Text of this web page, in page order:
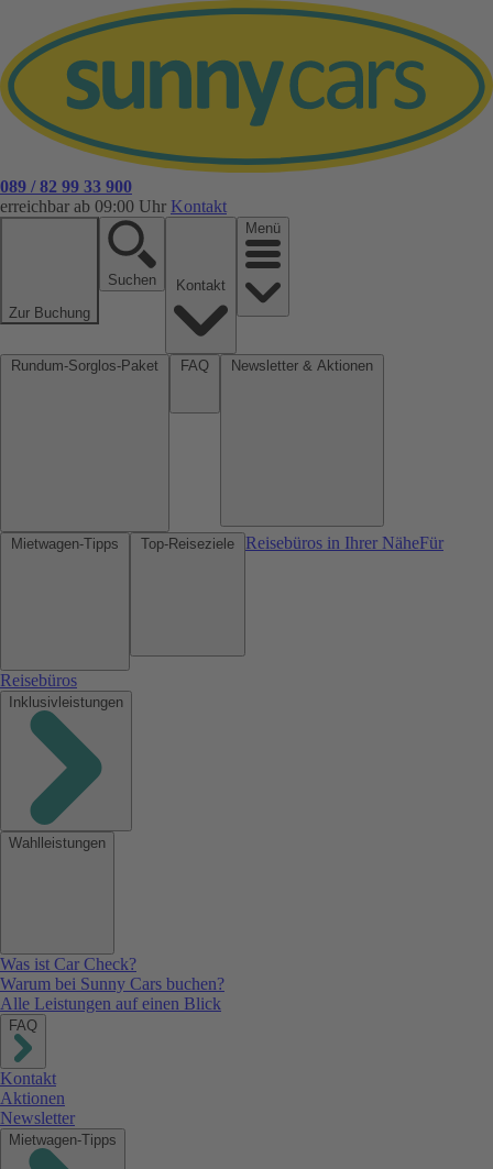
089 / 82 99 33 900
erreichbar ab 09:00 Uhr Kontakt
Zur Buchung
Suchen
Menü
Reisebüros in Ihrer NäheFür
Reisebüros
Inklusivleistungen
Wahlleistungen
Was ist Car Check?
Warum bei Sunny Cars buchen?
Alle Leistungen auf einen Blick
FAQ
Kontakt
Aktionen
Newsletter
Mietwagen-Tipps